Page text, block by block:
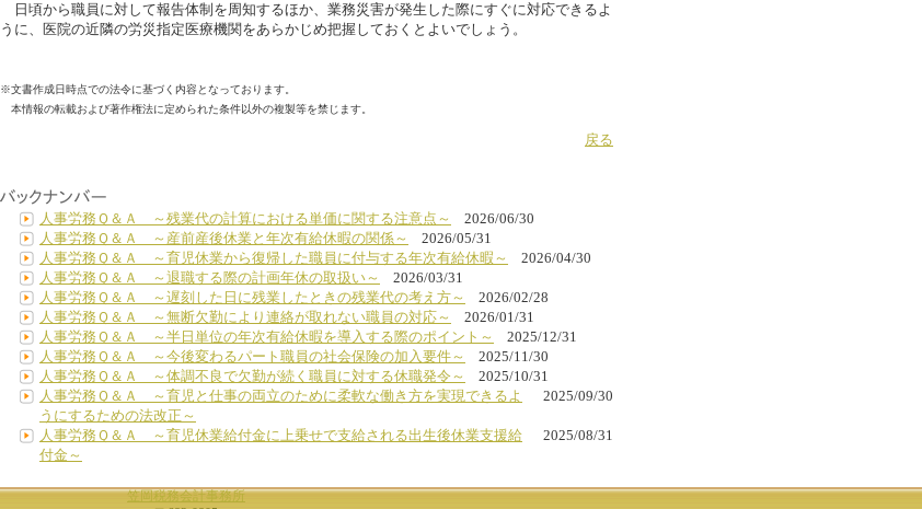
日頃から職員に対して報告体制を周知するほか、業務災害が発生した際にすぐに対応できるよ
うに、医院の近隣の労災指定医療機関をあらかじめ把握しておくとよいでしょう。
※文書作成日時点での法令に基づく内容となっております。
本情報の転載および著作権法に定められた条件以外の複製等を禁じます。
戻る
人事労務Ｑ＆Ａ ～残業代の計算における単価に関する注意点～
2026/06/30
人事労務Ｑ＆Ａ ～産前産後休業と年次有給休暇の関係～
2026/05/31
人事労務Ｑ＆Ａ ～育児休業から復帰した職員に付与する年次有給休暇～
2026/04/30
人事労務Ｑ＆Ａ ～退職する際の計画年休の取扱い～
2026/03/31
人事労務Ｑ＆Ａ ～遅刻した日に残業したときの残業代の考え方～
2026/02/28
人事労務Ｑ＆Ａ ～無断欠勤により連絡が取れない職員の対応～
2026/01/31
人事労務Ｑ＆Ａ ～半日単位の年次有給休暇を導入する際のポイント～
2025/12/31
人事労務Ｑ＆Ａ ～今後変わるパート職員の社会保険の加入要件～
2025/11/30
人事労務Ｑ＆Ａ ～体調不良で欠勤が続く職員に対する休職発令～
2025/10/31
人事労務Ｑ＆Ａ ～育児と仕事の両立のために柔軟な働き方を実現できるよ
うにするための法改正～
2025/09/30
人事労務Ｑ＆Ａ ～育児休業給付金に上乗せで支給される出生後休業支援給
付金～
2025/08/31
笠岡税務会計事務所